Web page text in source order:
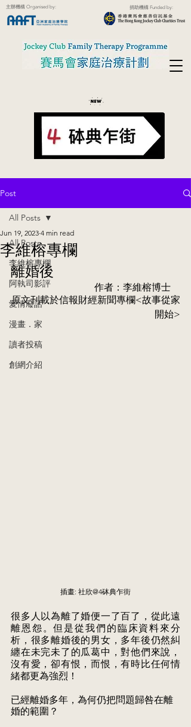
主辦機構 Organised by: 捐助機構 Funded by:
Post
All Posts
李維榕專欄
阿執司影評
愛情廢話
漫畫．家
讀者投稿
創網介紹
All Posts
李維榕專欄
Jun 19, 2023 4 min read
離婚後
作者：李維榕博⼠
原⽂刊載於信報財經新聞專欄<故事從家
開始>
插畫: 社欣@4砵典乍街
很多人以為離了婚便一了百了，從此遠
離恩怨。但是從我們的臨床資料來分
析，很多離婚後的男女，多年後仍然糾
纏在未完未了的瓜葛中，對他們來說，
沒有愛，卻有恨，而恨，有時比任何情
緒都更為強烈！
已經離婚多年，為何仍把問題歸咎在離
婚的範圍？